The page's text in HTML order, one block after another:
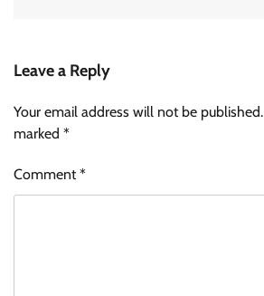
Leave a Reply
Your email address will not be published.
marked *
Comment*